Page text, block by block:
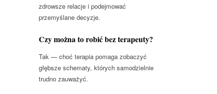
zdrowsze relacje i podejmować
przemyślane decyzje.
Czy można to robić bez terapeuty?
Tak — choć terapia pomaga zobaczyć
głębsze schematy, których samodzielnie
trudno zauważyć.